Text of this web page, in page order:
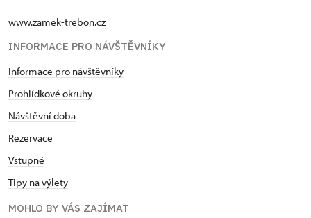
www.zamek-trebon.cz
INFORMACE PRO NÁVŠTĚVNÍKY
Informace pro návštěvníky
Prohlídkové okruhy
Návštěvní doba
Rezervace
Vstupné
Tipy na výlety
MOHLO BY VÁS ZAJÍMAT